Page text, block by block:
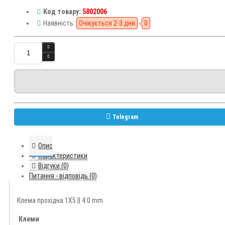
Код товару: 5802006
Наявність: Очікується 2-3 дня 0
Telegram
Опис
Характеристики
Відгуки (0)
Питання - відповідь (0)
Клема прохідна 1X5 || 4.0 mm
Клеми